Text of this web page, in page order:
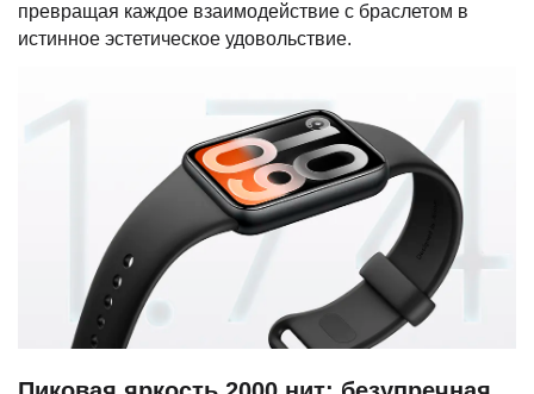
превращая каждое взаимодействие с браслетом в
истинное эстетическое удовольствие.